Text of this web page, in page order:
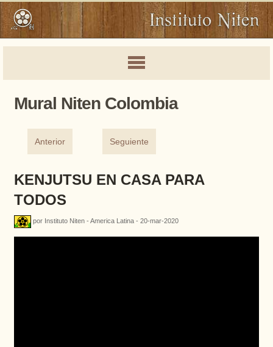
Mural Niten Colombia
Anterior Seguiente
KENJUTSU EN CASA PARA
TODOS
por Instituto Niten - America Latina - 20-mar-2020